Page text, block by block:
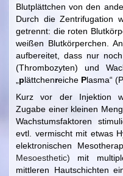
Blutplättchen von den
Durch die Zentrifugation
getrennt: die roten
weißen Blutkörperchen.
aufbereitet, dass nur
(Thrombozyten) und
plättchenreiche Plasma“
Kurz vor der Injektion
Zugabe einer kleinen
Wachstumsfaktoren
evtl. vermischt mit etwas
elektronischen
Mesoesthetic) mit
mittleren Hautschichten